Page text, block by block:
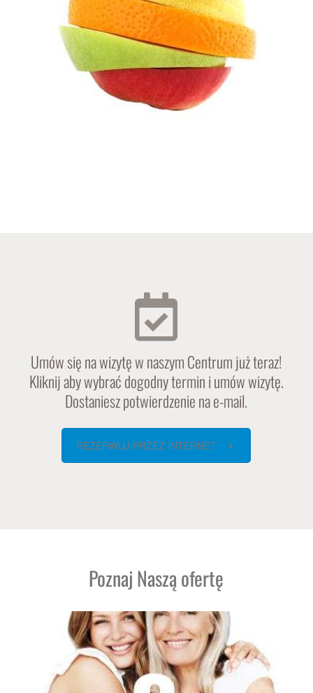
Umów się na wizytę w naszym Centrum już teraz!
Kliknij aby wybrać dogodny termin i umów wizytę.
Dostaniesz potwierdzenie na e-mail.
REZERWUJ PRZEZ INTERNET
Poznaj Naszą ofertę